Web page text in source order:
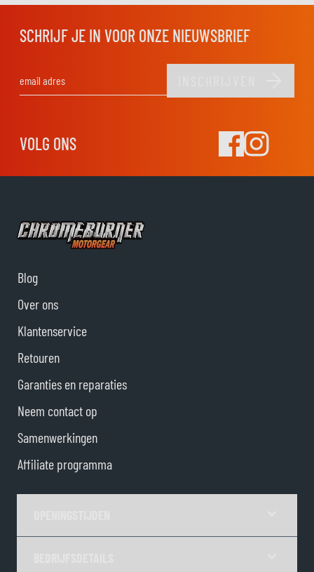
SCHRIJF JE IN VOOR ONZE NIEUWSBRIEF
VOLG ONS
Blog
Over ons
Klantenservice
Retouren
Garanties en reparaties
Neem contact op
Samenwerkingen
Affiliate programma